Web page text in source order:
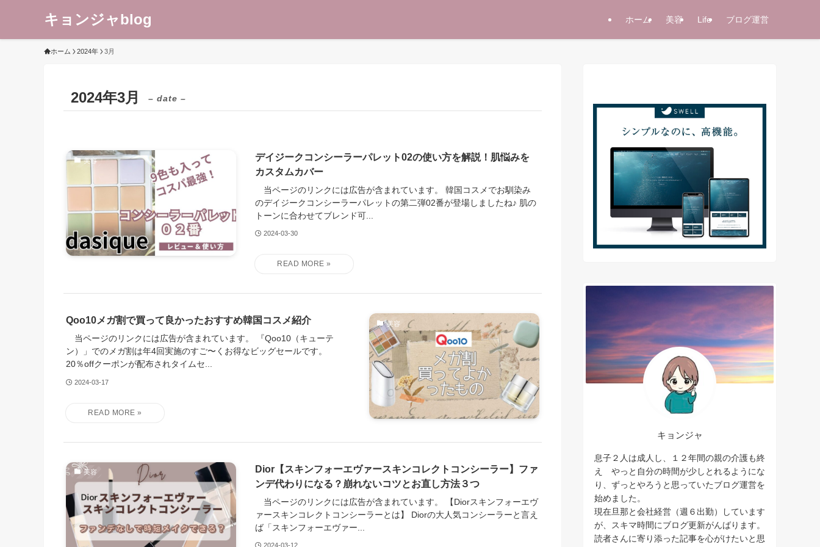
キョンジャblog ホーム 美容 Life ブログ運営
ホーム 2024年 3月
2024年3月 – date –
美容
デイジークコンシーラーパレット02の使い方を解説！肌悩みを
カスタムカバー
当ページのリンクには広告が含まれています。 韓国コスメでお馴染み
のデイジークコンシーラーパレットの第二弾02番が登場しましたね♪ 肌の
トーンに合わせてブレンド可...
2024-03-30
美容
Qoo10メガ割で買って良かったおすすめ韓国コスメ紹介
当ページのリンクには広告が含まれています。 『Qoo10（キューテ
ン）」でのメガ割は年4回実施のすご〜くお得なビッグセールです。
20％offクーポンが配布されタイムセ...
2024-03-17
美容
Dior【スキンフォーエヴァースキンコレクトコンシーラー】ファ
ンデ代わりになる？崩れないコツとお直し方法３つ
当ページのリンクには広告が含まれています。 【Diorスキンフォーエヴ
ァースキンコレクトコンシーラーとは】 Diorの大人気コンシーラーと言え
ば「スキンフォーエヴァー...
2024-03-12
キョンジャ
息子２人は成人し、１２年間の親の介護も終
え やっと自分の時間が少しとれるようにな
り、ずっとやろうと思っていたブログ運営を
始めました。
現在旦那と会社経営（週６出勤）しています
が、スキマ時間にブログ更新がんばります。
読者さんに寄り添った記事を心がけたいと思